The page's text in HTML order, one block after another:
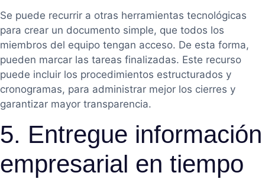
Se puede recurrir a otras herramientas tecnológicas
para crear un documento simple, que todos los
miembros del equipo tengan acceso. De esta forma,
pueden marcar las tareas finalizadas. Este recurso
puede incluir los procedimientos estructurados y
cronogramas, para administrar mejor los cierres y
garantizar mayor transparencia.
5. Entregue información
empresarial en tiempo